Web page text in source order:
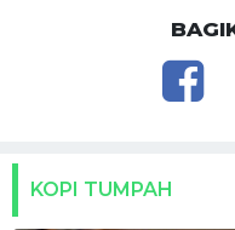
KOPI TUMPAH